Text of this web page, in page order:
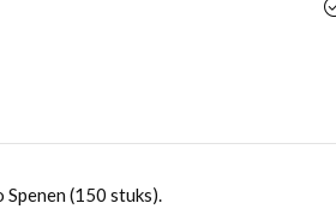
(150 stuks).